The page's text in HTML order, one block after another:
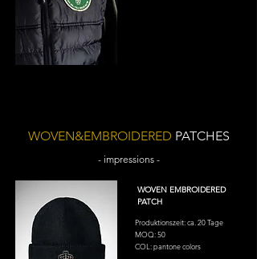
WOVEN&EMBROIDERED PATCHES
- impressions -
WOVEN EMBROIDERED
PATCH
Produktionszeit: ca. 20 Tage
MOQ: 50
COL: pantone colors